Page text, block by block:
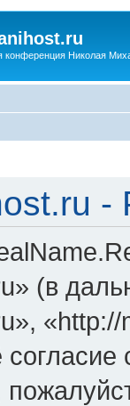
конференция Николая
-
(в